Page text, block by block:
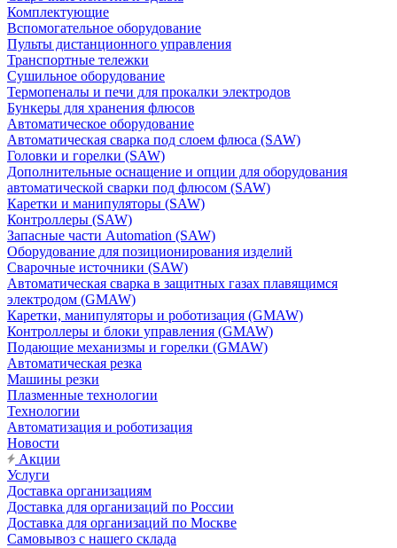
Комплектующие
Вспомогательное оборудование
Пульты дистанционного управления
Транспортные тележки
Сушильное оборудование
Термопеналы и печи для прокалки электродов
Бункеры для хранения флюсов
Автоматическое оборудование
Автоматическая сварка под слоем флюса (SAW)
Головки и горелки (SAW)
Дополнительные оснащение и опции для оборудования
автоматической сварки под флюсом (SAW)
Каретки и манипуляторы (SAW)
Контроллеры (SAW)
Запасные части Automation (SAW)
Оборудование для позиционирования изделий
Сварочные источники (SAW)
Автоматическая сварка в защитных газах плавящимся
электродом (GMAW)
Каретки, манипуляторы и роботизация (GMAW)
Контроллеры и блоки управления (GMAW)
Подающие механизмы и горелки (GMAW)
Автоматическая резка
Машины резки
Плазменные технологии
Технологии
Автоматизация и роботизация
Новости
Акции
Услуги
Доставка организациям
Доставка для организаций по России
Доставка для организаций по Москве
Самовывоз с нашего склада